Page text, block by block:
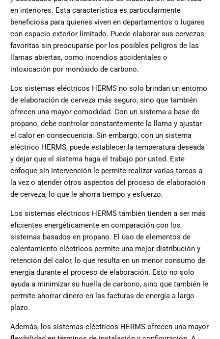
en interiores. Esta característica es particularmente
beneficiosa para quienes viven en departamentos o lugares
con espacio exterior limitado. Puede elaborar sus cervezas
favoritas sin preocuparse por los posibles peligros de las
llamas abiertas, como incendios accidentales o
intoxicación por monóxido de carbono.
Los sistemas eléctricos HERMS no solo brindan un entorno
de elaboración de cerveza más seguro, sino que también
ofrecen una mayor comodidad. Con un sistema a base de
propano, debe controlar constantemente la llama y ajustar
el calor en consecuencia. Sin embargo, con un sistema
eléctrico HERMS, puede establecer la temperatura deseada
y dejar que el sistema haga el trabajo por usted. Este
enfoque sin intervención le permite realizar varias tareas a
la vez o atender otros aspectos del proceso de elaboración
de cerveza, lo que le ahorra tiempo y esfuerzo.
Los sistemas eléctricos HERMS también tienden a ser más
eficientes energéticamente en comparación con los
sistemas basados ​​en propano. El uso de elementos de
calentamiento eléctricos permite una mejor distribución y
retención del calor, lo que resulta en un menor consumo de
energía durante el proceso de elaboración. Esto no solo
ayuda a minimizar su huella de carbono, sino que también le
permite ahorrar dinero en las facturas de energía a largo
plazo.
Además, los sistemas eléctricos HERMS ofrecen una mayor